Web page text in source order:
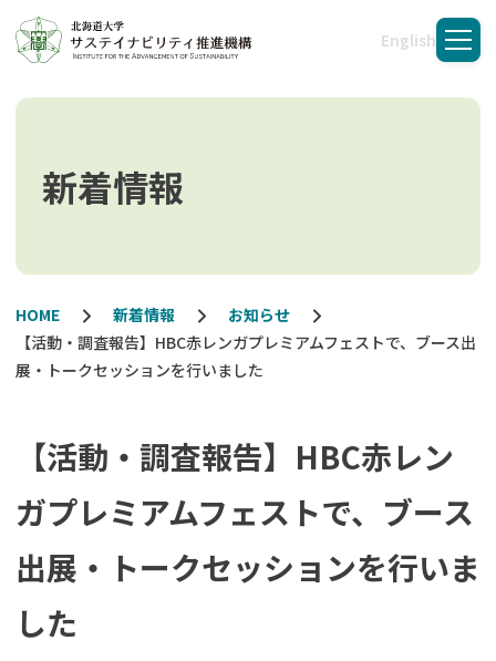
English
メニ
新着情報
HOME 新着情報
お知らせ
【活動・調査報告】HBC赤レンガプレミアムフェストで、ブース出
展・トークセッションを行いました
【活動・調査報告】HBC赤レン
ガプレミアムフェストで、ブース
出展・トークセッションを行いま
した